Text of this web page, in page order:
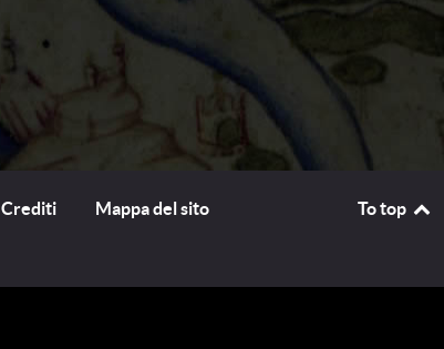
Crediti Mappa del sito To top